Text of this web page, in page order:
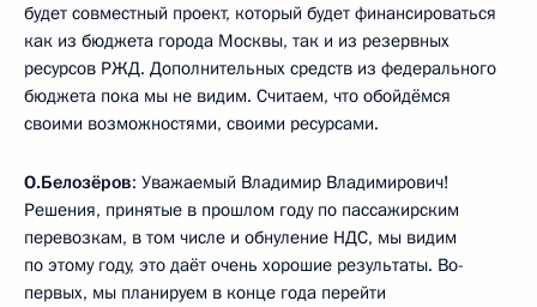
будет совместный проект, который будет финансироваться
как из бюджета города Москвы, так и из резервных
ресурсов РЖД. Дополнительных средств из федерального
бюджета пока мы не видим. Считаем, что обойдёмся
своими возможностями, своими ресурсами.
О.Белозёров: Уважаемый Владимир Владимирович!
Решения, принятые в прошлом году по пассажирским
перевозкам, в том числе и обнуление НДС, мы видим
по этому году, это даёт очень хорошие результаты. Во-
первых, мы планируем в конце года перейти